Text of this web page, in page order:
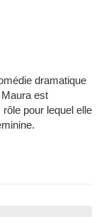
dramatique
est
pour lequel elle